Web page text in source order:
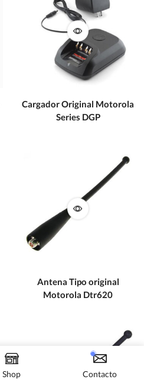
Cargador Original Motorola
Series DGP
Antena Tipo original
Motorola Dtr620
Shop Contacto